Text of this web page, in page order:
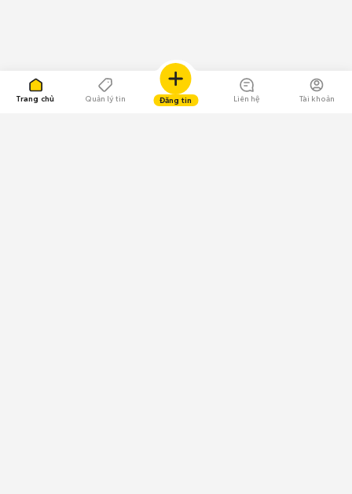
Trang chủ Quản lý tin Đăng tin Liên hệ Tài khoản